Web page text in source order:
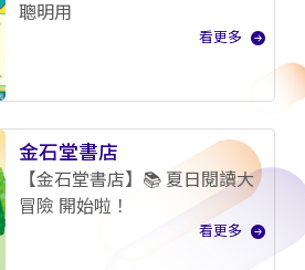
聰明用
看更多
金石堂書店
【金石堂書店】📚 夏日閱讀大
冒險 開始啦！
看更多